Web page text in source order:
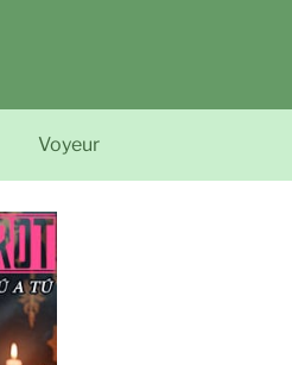
Voyeur